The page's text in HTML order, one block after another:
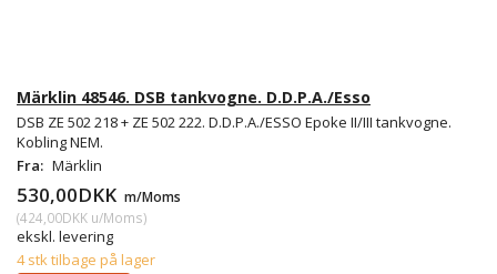
Märklin 48546. DSB tankvogne. D.D.P.A./Esso
DSB ZE 502 218 + ZE 502 222. D.D.P.A./ESSO Epoke II/III tankvogne.
Kobling NEM.
Fra: Märklin
530,00DKK m/Moms
(424,00DKK u/Moms)
ekskl. levering
4 stk tilbage på lager